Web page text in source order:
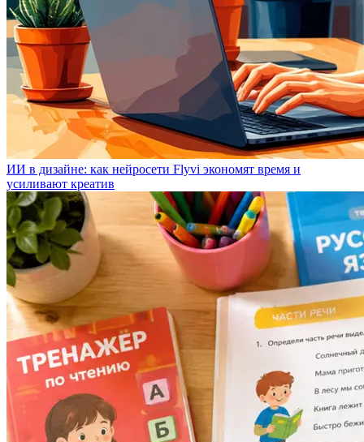
ИИ в дизайне: как нейросети Flyvi экономят время и
усиливают креатив